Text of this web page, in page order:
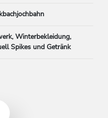
Winterbekleidung,
Spikes und Getränk